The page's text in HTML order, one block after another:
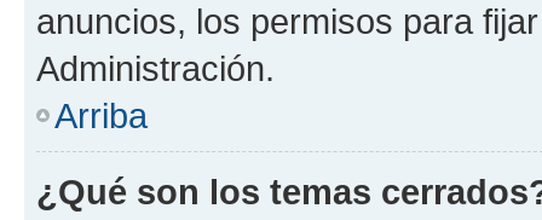
anuncios, los permisos para
Administración.
Arriba
¿Qué son los temas